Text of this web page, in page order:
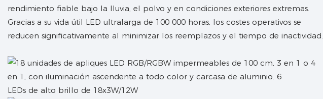
rendimiento fiable bajo la lluvia, el polvo y en condiciones exteriores extremas.
Gracias a su vida útil LED ultralarga de 100 000 horas, los costes operativos se
reducen significativamente al minimizar los reemplazos y el tiempo de inactividad.
LEDs de alto brillo de 18x3W/12W